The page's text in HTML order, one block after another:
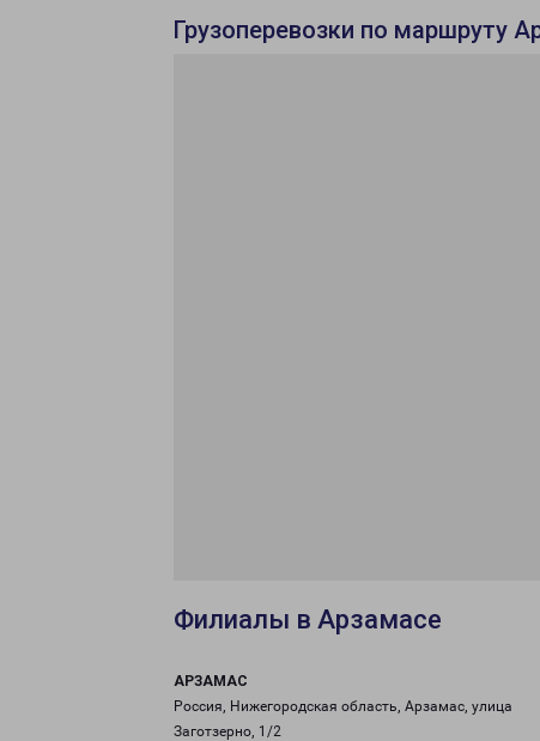
Грузоперевозки по маршруту
Филиалы в Арзамасе
АРЗАМАС
Россия, Нижегородская область, Арзамас, улица
Заготзерно, 1/2